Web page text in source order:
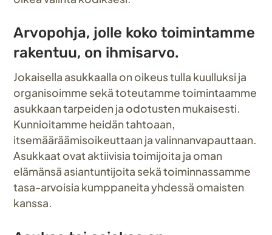
Arvopohja, jolle koko toimintamme
rakentuu, on ihmisarvo.
Jokaisella asukkaalla on oikeus tulla kuulluksi ja
organisoimme sekä toteutamme toimintaamme
asukkaan tarpeiden ja odotusten mukaisesti.
Kunnioitamme heidän tahtoaan,
itsemääräämisoikeuttaan ja valinnanvapauttaan.
Asukkaat ovat aktiivisia toimijoita ja oman
elämänsä asiantuntijoita sekä toiminnassamme
tasa-arvoisia kumppaneita yhdessä omaisten
kanssa.